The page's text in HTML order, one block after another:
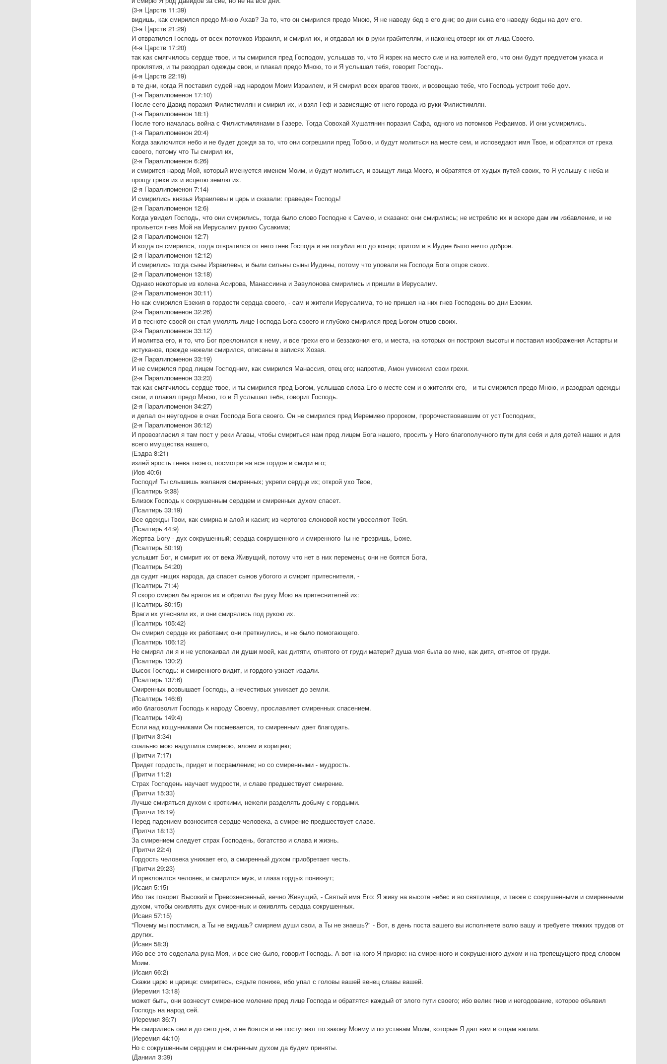
(3-я Царств 11:39)
видишь, как смирился предо Мною Ахав? За то, что он смирился предо Мною, Я не наведу бед в его дни; во дни сына его наведу беды на дом его.
(3-я Царств 21:29)
И отвратился Господь от всех потомков Израиля, и смирил их, и отдавал их в руки грабителям, и наконец отверг их от лица Своего.
(4-я Царств 17:20)
так как смягчилось сердце твое, и ты смирился пред Господом, услышав то, что Я изрек на место сие и на жителей его, что они будут предметом ужаса и
проклятия, и ты разодрал одежды свои, и плакал предо Мною, то и Я услышал тебя, говорит Господь.
(4-я Царств 22:19)
в те дни, когда Я поставил судей над народом Моим Израилем, и Я смирил всех врагов твоих, и возвещаю тебе, что Господь устроит тебе дом.
(1-я Паралипоменон 17:10)
После сего Давид поразил Филистимлян и смирил их, и взял Геф и зависящие от него города из руки Филистимлян.
(1-я Паралипоменон 18:1)
После того началась война с Филистимлянами в Газере. Тогда Совохай Хушатянин поразил Сафа, одного из потомков Рефаимов. И они усмирились.
(1-я Паралипоменон 20:4)
Когда заключится небо и не будет дождя за то, что они согрешили пред Тобою, и будут молиться на месте сем, и исповедают имя Твое, и обратятся от греха
своего, потому что Ты смирил их,
(2-я Паралипоменон 6:26)
и смирится народ Мой, который именуется именем Моим, и будут молиться, и взыщут лица Моего, и обратятся от худых путей своих, то Я услышу с неба и
прощу грехи их и исцелю землю их.
(2-я Паралипоменон 7:14)
И смирились князья Израилевы и царь и сказали: праведен Господь!
(2-я Паралипоменон 12:6)
Когда увидел Господь, что они смирились, тогда было слово Господне к Самею, и сказано: они смирились; не истреблю их и вскоре дам им избавление, и не
прольется гнев Мой на Иерусалим рукою Сусакима;
(2-я Паралипоменон 12:7)
И когда он смирился, тогда отвратился от него гнев Господа и не погубил его до конца; притом и в Иудее было нечто доброе.
(2-я Паралипоменон 12:12)
И смирились тогда сыны Израилевы, и были сильны сыны Иудины, потому что уповали на Господа Бога отцов своих.
(2-я Паралипоменон 13:18)
Однако некоторые из колена Асирова, Манассиина и Завулонова смирились и пришли в Иерусалим.
(2-я Паралипоменон 30:11)
Но как смирился Езекия в гордости сердца своего, - сам и жители Иерусалима, то не пришел на них гнев Господень во дни Езекии.
(2-я Паралипоменон 32:26)
И в тесноте своей он стал умолять лице Господа Бога своего и глубоко смирился пред Богом отцов своих.
(2-я Паралипоменон 33:12)
И молитва его, и то, что Бог преклонился к нему, и все грехи его и беззакония его, и места, на которых он построил высоты и поставил изображения Астарты и
истуканов, прежде нежели смирился, описаны в записях Хозая.
(2-я Паралипоменон 33:19)
И не смирился пред лицем Господним, как смирился Манассия, отец его; напротив, Амон умножил свои грехи.
(2-я Паралипоменон 33:23)
так как смягчилось сердце твое, и ты смирился пред Богом, услышав слова Его о месте сем и о жителях его, - и ты смирился предо Мною, и разодрал одежды
свои, и плакал предо Мною, то и Я услышал тебя, говорит Господь.
(2-я Паралипоменон 34:27)
и делал он неугодное в очах Господа Бога своего. Он не смирился пред Иеремиею пророком, пророчествовавшим от уст Господних,
(2-я Паралипоменон 36:12)
И провозгласил я там пост у реки Агавы, чтобы смириться нам пред лицем Бога нашего, просить у Него благополучного пути для себя и для детей наших и для
всего имущества нашего,
(Ездра 8:21)
излей ярость гнева твоего, посмотри на все гордое и смири его;
(Иов 40:6)
Господи! Ты слышишь желания смиренных; укрепи сердце их; открой ухо Твое,
(Псалтирь 9:38)
Близок Господь к сокрушенным сердцем и смиренных духом спасет.
(Псалтирь 33:19)
Все одежды Твои, как смирна и алой и касия; из чертогов слоновой кости увеселяют Тебя.
(Псалтирь 44:9)
Жертва Богу - дух сокрушенный; сердца сокрушенного и смиренного Ты не презришь, Боже.
(Псалтирь 50:19)
услышит Бог, и смирит их от века Живущий, потому что нет в них перемены; они не боятся Бога,
(Псалтирь 54:20)
да судит нищих народа, да спасет сынов убогого и смирит притеснителя, -
(Псалтирь 71:4)
Я скоро смирил бы врагов их и обратил бы руку Мою на притеснителей их:
(Псалтирь 80:15)
Враги их утесняли их, и они смирялись под рукою их.
(Псалтирь 105:42)
Он смирил сердце их работами; они преткнулись, и не было помогающего.
(Псалтирь 106:12)
Не смирял ли я и не успокаивал ли души моей, как дитяти, отнятого от груди матери? душа моя была во мне, как дитя, отнятое от груди.
(Псалтирь 130:2)
Высок Господь: и смиренного видит, и гордого узнает издали.
(Псалтирь 137:6)
Смиренных возвышает Господь, а нечестивых унижает до земли.
(Псалтирь 146:6)
ибо благоволит Господь к народу Своему, прославляет смиренных спасением.
(Псалтирь 149:4)
Если над кощунниками Он посмевается, то смиренным дает благодать.
(Притчи 3:34)
спальню мою надушила смирною, алоем и корицею;
(Притчи 7:17)
Придет гордость, придет и посрамление; но со смиренными - мудрость.
(Притчи 11:2)
Страх Господень научает мудрости, и славе предшествует смирение.
(Притчи 15:33)
Лучше смиряться духом с кроткими, нежели разделять добычу с гордыми.
(Притчи 16:19)
Перед падением возносится сердце человека, а смирение предшествует славе.
(Притчи 18:13)
За смирением следует страх Господень, богатство и слава и жизнь.
(Притчи 22:4)
Гордость человека унижает его, а смиренный духом приобретает честь.
(Притчи 29:23)
И преклонится человек, и смирится муж, и глаза гордых поникнут;
(Исаия 5:15)
Ибо так говорит Высокий и Превознесенный, вечно Живущий, - Святый имя Его: Я живу на высоте небес и во святилище, и также с сокрушенными и смиренными
духом, чтобы оживлять дух смиренных и оживлять сердца сокрушенных.
(Исаия 57:15)
"Почему мы постимся, а Ты не видишь? смиряем души свои, а Ты не знаешь?" - Вот, в день поста вашего вы исполняете волю вашу и требуете тяжких трудов от
других.
(Исаия 58:3)
Ибо все это соделала рука Моя, и все сие было, говорит Господь. А вот на кого Я призрю: на смиренного и сокрушенного духом и на трепещущего пред словом
Моим.
(Исаия 66:2)
Скажи царю и царице: смиритесь, сядьте пониже, ибо упал с головы вашей венец славы вашей.
(Иеремия 13:18)
может быть, они вознесут смиренное моление пред лице Господа и обратятся каждый от злого пути своего; ибо велик гнев и негодование, которое объявил
Господь на народ сей.
(Иеремия 36:7)
Не смирились они и до сего дня, и не боятся и не поступают по закону Моему и по уставам Моим, которые Я дал вам и отцам вашим.
(Иеремия 44:10)
Но с сокрушенным сердцем и смиренным духом да будем приняты.
(Даниил 3:39)